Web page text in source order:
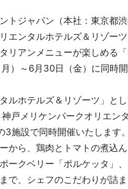
トジャパン（本社：東京都
エンタルホテルズ＆リゾー
リアンメニューが楽しめる
）～6月30日（金）に同時開
ルホテルズ＆リゾーツ」と
戸メリケンパークオリエン
3施設で同時開催いたします
から、鶏肉とトマトの煮込
ークベリー「ポルケッタ」
で、シェフのこだわりが詰